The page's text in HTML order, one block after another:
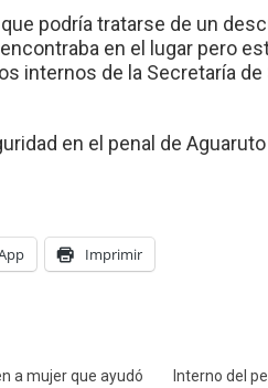
podría tratarse de un
en el lugar pero
internos de la Secretaría de
en el penal de
Imprimir
a mujer que ayudó
Interno del